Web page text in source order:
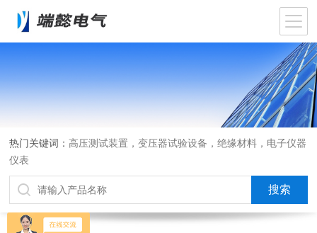
热门关键词： 高压测试装置，变压器试验设备，绝缘材料，电子仪器
仪表